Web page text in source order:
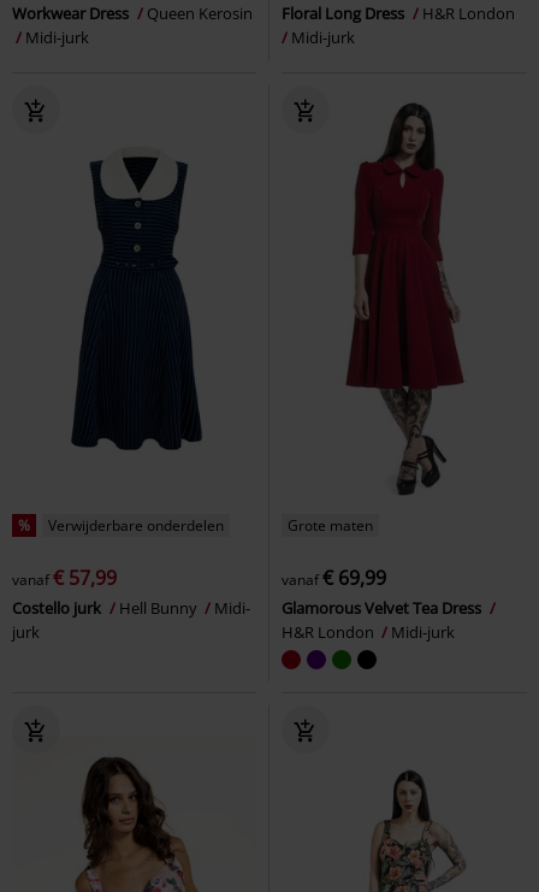
Workwear Dress
Queen Kerosin
Midi-jurk
Floral Long Dress
H&R London
Midi-jurk
% Verwijderbare onderdelen
vanaf€ 57,99
Costello jurk Hell Bunny
Midi-
jurk
Grote maten
vanaf€ 69,99
Glamorous Velvet Tea Dress
H&R London
Midi-jurk